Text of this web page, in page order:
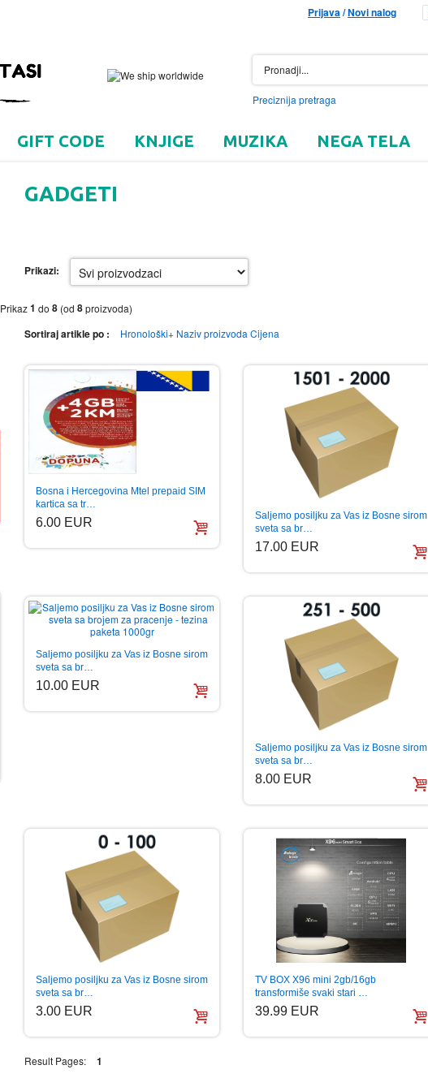
Prijava/Novi nalog
Preciznija pretraga
GIFT CODE KNJIGE MUZIKA NEGA TELA
GADGETI
Prikazi:
Prikaz1 do 8 (od 8proizvoda)
Sortiraj artikle po : Hronološki+ Naziv proizvoda Cijena
Bosna i Hercegovina Mtel prepaid SIM
kartica sa tr…
6.00 EUR
Saljemo posiljku za Vas iz Bosne sirom
sveta sa br…
17.00 EUR
Saljemo posiljku za Vas iz Bosne sirom
sveta sa br…
10.00 EUR
Saljemo posiljku za Vas iz Bosne sirom
sveta sa br…
8.00 EUR
Saljemo posiljku za Vas iz Bosne sirom
sveta sa br…
3.00 EUR
TV BOX X96 mini 2gb/16gb
transformiše svaki stari …
39.99 EUR
Result Pages: 1